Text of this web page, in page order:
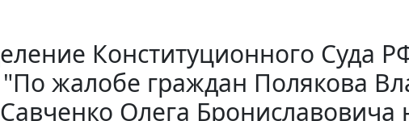
Конституционного Суда
жалобе граждан Полякова
Савченко Олега